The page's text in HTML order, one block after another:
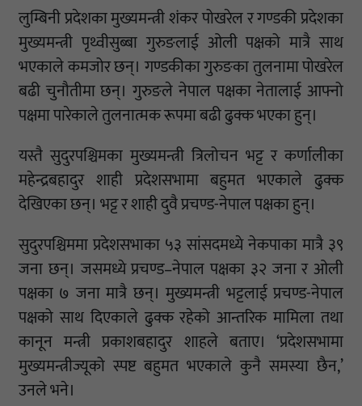
लुम्बिनी प्रदेशका मुख्यमन्त्री शंकर पोखरेल र गण्डकी प्रदेशका
मुख्यमन्त्री पृथ्वीसुब्बा गुरुङलाई ओली पक्षको मात्रै साथ
भएकाले कमजोर छन्। गण्डकीका गुरुङका तुलनामा पोखरेल
बढी चुनौतीमा छन्। गुरुङले नेपाल पक्षका नेतालाई आफ्नो
पक्षमा पारेकाले तुलनात्मक रूपमा बढी ढुक्क भएका हुन्।
यस्तै सुदुरपश्चिमका मुख्यमन्त्री त्रिलोचन भट्ट र कर्णालीका
महेन्द्रबहादुर शाही प्रदेशसभामा बहुमत भएकाले ढुक्क
देखिएका छन्। भट्ट र शाही दुवै प्रचण्ड-नेपाल पक्षका हुन्।
सुदुरपश्चिममा प्रदेशसभाका ५३ सांसदमध्ये नेकपाका मात्रै ३९
जना छन्। जसमध्ये प्रचण्ड–नेपाल पक्षका ३२ जना र ओली
पक्षका ७ जना मात्रै छन्। मुख्यमन्त्री भट्टलाई प्रचण्ड-नेपाल
पक्षको साथ दिएकाले ढुक्क रहेको आन्तरिक मामिला तथा
कानून मन्त्री प्रकाशबहादुर शाहले बताए। ‘प्रदेशसभामा
मुख्यमन्त्रीज्यूको स्पष्ट बहुमत भएकाले कुनै समस्या छैन,’
उनले भने।